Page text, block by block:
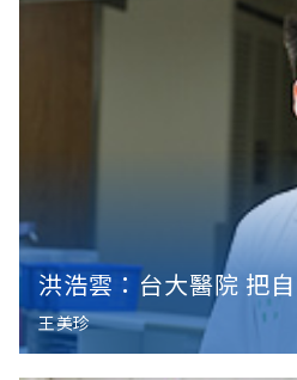
洪浩雲：台大醫院 把
王美珍